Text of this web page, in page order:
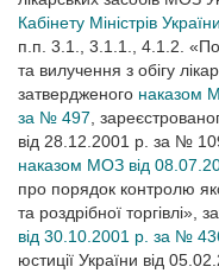
Кабінету Міністрів
п.п. 3.1., 3.1.1., 4.1.2.
та вилучення з обігу
затвердженого наказом
за № 497 ,
від 28.12.2001 р. за №
наказом МОЗ від
про порядок контролю
та роздрібної торгівлі»,
від 30.10.2001 р. за №
юстиції України від